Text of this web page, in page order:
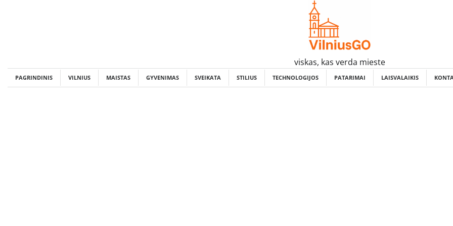
viskas, kas verda mieste
PAGRINDINIS VILNIUS MAISTAS GYVENIMAS SVEIKATA STILIUS TECHNOLOGIJOS PATARIMAI LAISVALAIKIS